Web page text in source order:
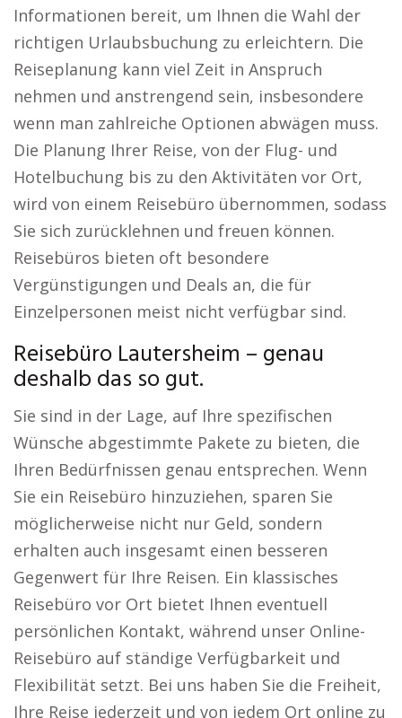
Informationen bereit, um Ihnen die Wahl der
richtigen Urlaubsbuchung zu erleichtern. Die
Reiseplanung kann viel Zeit in Anspruch
nehmen und anstrengend sein, insbesondere
wenn man zahlreiche Optionen abwägen muss.
Die Planung Ihrer Reise, von der Flug- und
Hotelbuchung bis zu den Aktivitäten vor Ort,
wird von einem Reisebüro übernommen, sodass
Sie sich zurücklehnen und freuen können.
Reisebüros bieten oft besondere
Vergünstigungen und Deals an, die für
Einzelpersonen meist nicht verfügbar sind.
Reisebüro Lautersheim – genau
deshalb das so gut.
Sie sind in der Lage, auf Ihre spezifischen
Wünsche abgestimmte Pakete zu bieten, die
Ihren Bedürfnissen genau entsprechen. Wenn
Sie ein Reisebüro hinzuziehen, sparen Sie
möglicherweise nicht nur Geld, sondern
erhalten auch insgesamt einen besseren
Gegenwert für Ihre Reisen. Ein klassisches
Reisebüro vor Ort bietet Ihnen eventuell
persönlichen Kontakt, während unser Online-
Reisebüro auf ständige Verfügbarkeit und
Flexibilität setzt. Bei uns haben Sie die Freiheit,
Ihre Reise jederzeit und von jedem Ort online zu